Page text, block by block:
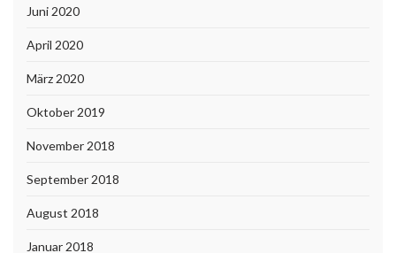
Juni 2020
April 2020
März 2020
Oktober 2019
November 2018
September 2018
August 2018
Januar 2018